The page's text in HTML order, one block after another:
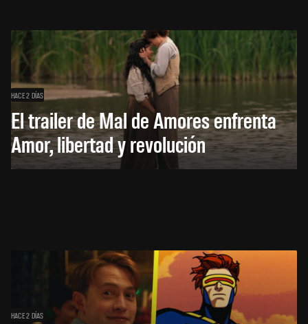
HACE 2 DÍAS
El trailer de Mal de Amores enfrenta
Amor, libertad y revolución
HACE 2 DÍAS